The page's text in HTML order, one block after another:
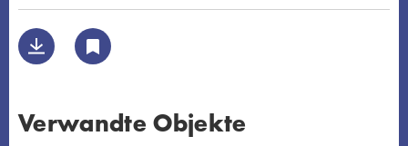
Verwandte Objekte